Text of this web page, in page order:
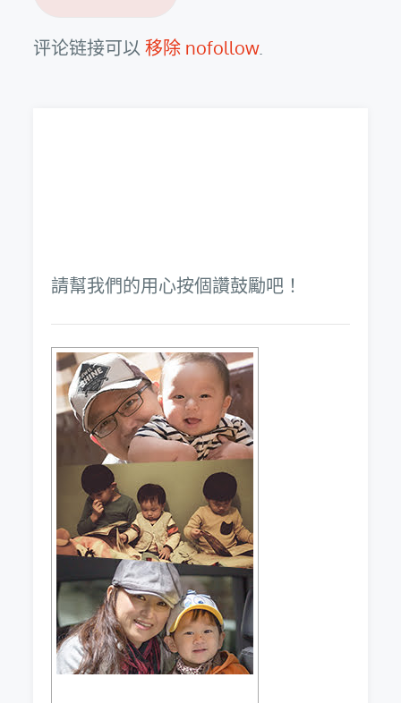
评论链接可以移除 nofollow.
請幫我們的用心按個讚鼓勵吧！